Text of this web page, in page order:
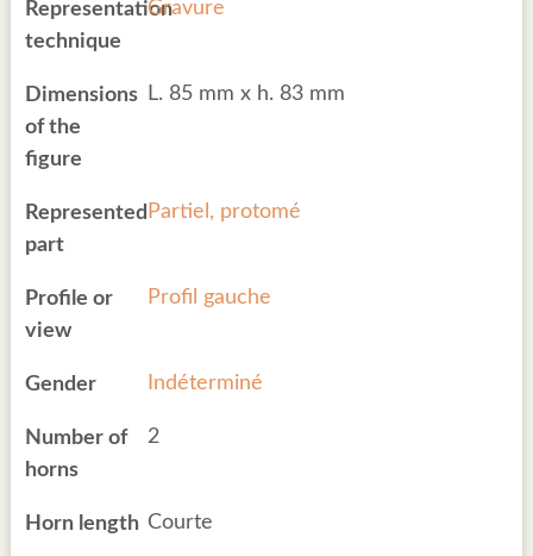
Representation
technique
Gravure
Dimensions
of the
figure
L. 85 mm x h. 83 mm
Represented
part
Partiel, protomé
Profile or
view
Profil gauche
Gender Indéterminé
Number of
horns
2
Horn length Courte